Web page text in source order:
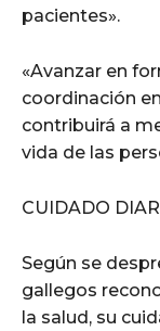
pacientes».
«Avanzar en
coordinación
contribuirá a
vida de las
CUIDADO
Según se
gallegos
la salud, su